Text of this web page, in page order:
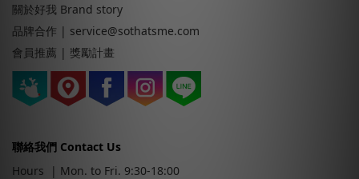
關於好我 Brand story
品牌合作 | service@sothatsme.com
會員推薦 | 獎勵計畫
聯絡我們 Contact Us
Hours | Mon. to Fri. 9:30-18:00